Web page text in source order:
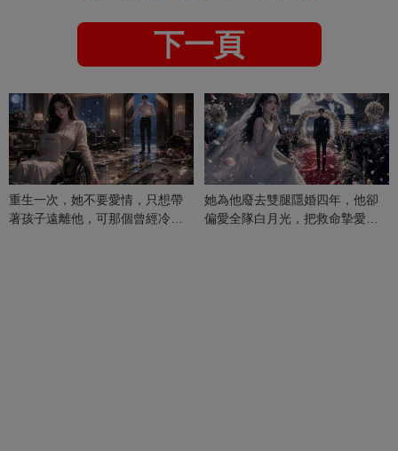
下一頁
重生一次，她不要愛情，只想帶
著孩子遠離他，可那個曾經冷漠
她為他廢去雙腿隱婚四年，他卻
偏愛全隊白月光，把救命摯愛當